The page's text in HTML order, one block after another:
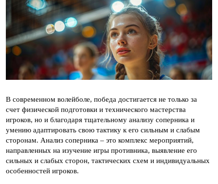
В современном волейболе, победа достигается не только за
счет физической подготовки и технического мастерства
игроков, но и благодаря тщательному анализу соперника и
умению адаптировать свою тактику к его сильным и слабым
сторонам. Анализ соперника – это комплекс мероприятий,
направленных на изучение игры противника, выявление его
сильных и слабых сторон, тактических схем и индивидуальных
особенностей игроков.